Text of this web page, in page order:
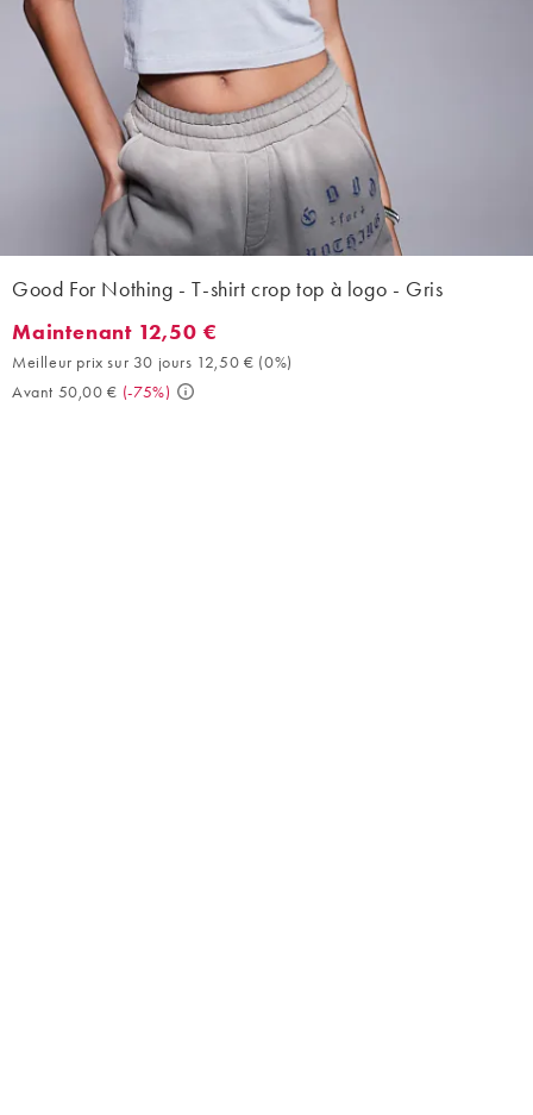
Good For Nothing - T-shirt crop top à logo - Gris
Maintenant 12,50 €. Meilleur prix sur 30 jours 12,50 € (0%).
Maintenant 12,50 €
Meilleur prix sur 30 jours 12,50 € (0%)
Avant 50,00 € (-75%)